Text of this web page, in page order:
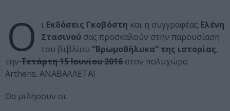
Ο ι Εκδόσεις Γκοβόστη και η συγγραφέας Ελένη
Στασινού σας προσκαλούν στην παρουσίαση
του βιβλίου “Βρωμοθήλυκα” της ιστορίας,
τηνΤετάρτη 15 Ιουνίου 2016 στον πολυχώρο
Arthens. ΑΝΑΒΑΛΛΕΤΑΙ
Θα μιλήσουν οι: